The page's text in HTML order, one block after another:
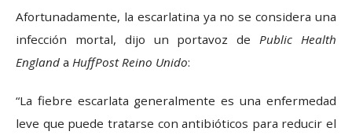
Afortunadamente, la escarlatina ya no se considera una
infección mortal, dijo un portavoz dePublic Health
England a HuffPost Reino Unido:
“La fiebre escarlata generalmente es una enfermedad
leve que puede tratarse con antibióticos para reducir el